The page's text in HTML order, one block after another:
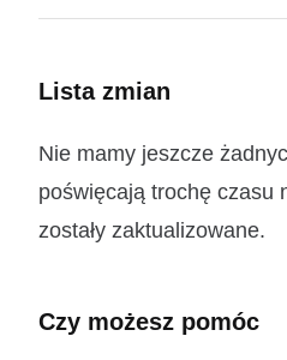
Lista zmian
Nie mamy jeszcze
poświęcają trochę czasu
zostały zaktualizowane.
Czy możesz pomóc